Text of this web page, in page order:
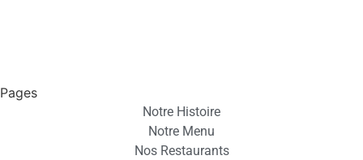
Pages
Notre Histoire
Notre Menu
Nos Restaurants